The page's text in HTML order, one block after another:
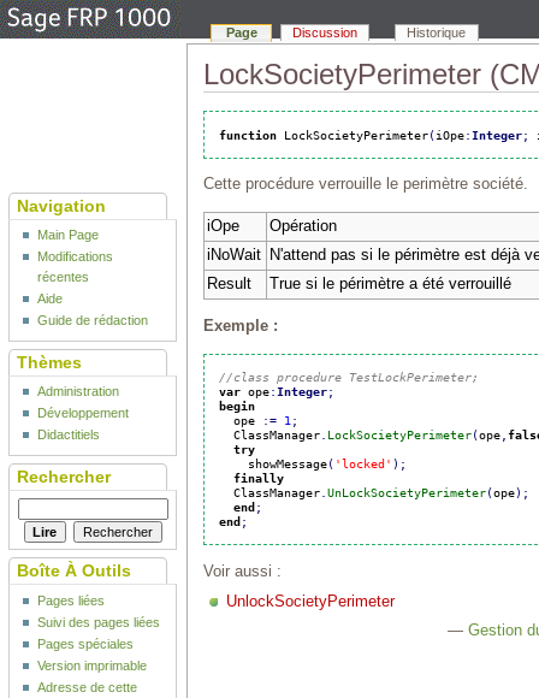
LockSocietyPerimeter
function LockSocietyPerimeter(iOpe:Integer;
Cette procédure verrouille le perimètre société.
iOpe
Opération
iNoWait
N'attend pas si le périmètre est déjà
Result
True si le périmètre a été verrouillé
Exemple :
//class procedure TestLockPerimeter;
var ope:Integer;
begin
  ope
:= 1 ;
  ClassManager
LockSocietyPerimeter(ope ,
try
    showMessage
( 'locked' ) ;
finally
  ClassManager
.UnLockSocietyPerimeter(ope) ;
end ;
end ;
Voir aussi :
UnlockSocietyPerimeter
— Gestion
Page Discussion Historique
Navigation
Main Page
Modifications
récentes
Aide
Guide de rédaction
Thèmes
Administration
Développement
Didactitiels
Rechercher
Boîte À Outils
Pages liées
Suivi des pages liées
Pages spéciales
Version imprimable
Adresse de cette